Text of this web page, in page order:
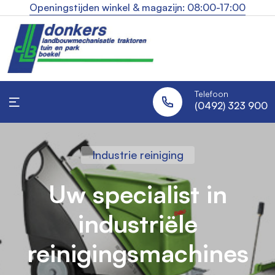
Openingstijden winkel & magazijn: 08:00-17:00
Telefoon
(0492) 323 900
Industrie reiniging
Uw specialist in
industriële
reinigingsmachines
Robotmaaiers
Altijd een strak gazon,
zonder moeite
Landbouw traktoren
Alles voor uw tractor,
onder één dak